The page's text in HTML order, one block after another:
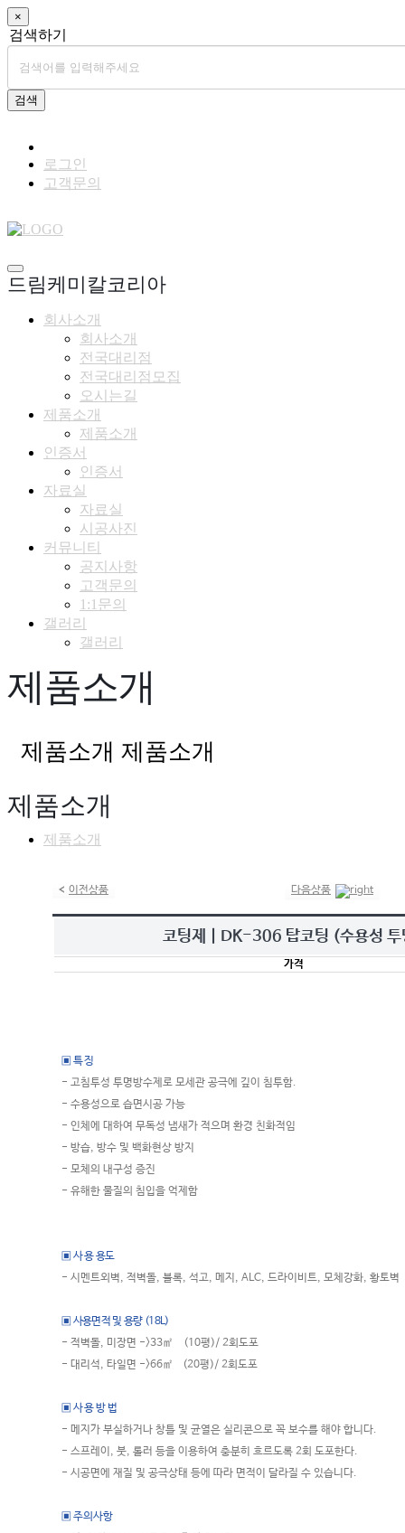
×
검색하기
검색
로그인
고객문의
드림케미칼코리아
회사소개
회사소개
전국대리점
전국대리점모집
오시는길
제품소개
제품소개
인증서
인증서
자료실
자료실
시공사진
커뮤니티
공지사항
고객문의
1:1문의
갤러리
갤러리
제품소개
제품소개 제품소개
제품소개
제품소개
이전상품 다음상품
코팅제 | DK-306 탑코팅 (수용성 투
가격
▣ 특 징
- 고침투성 투명방수제로 모세관 공극에 깊이 침투함.
- 수용성으로 습면시공 가능
- 인체에 대하여 무독성 냄새가 적으며 환경 친화적임
- 방습, 방수 및 백화현상 방지
- 모체의 내구성 증진
- 유해한 물질의 침입을 억제함
▣ 사 용 용도
- 시멘트외벽, 적벽돌, 블록, 석고, 메지, ALC, 드라이비트, 모체강화, 황토벽
▣ 사용면적 및 용량 (18L)
- 적벽돌, 미장면 ->33㎡ (10평)/ 2회도포
- 대리석, 타일면 ->66㎡ (20평)/ 2회도포
▣ 사 용 방 법
- 메지가 부실하거나 창틀 및 균열은 실리콘으로 꼭 보수를 해야 합니다.
- 스프레이, 붓, 롤러 등을 이용하여 충분히 흐르도록 2회 도포한다.
- 시공면에 재질 및 공극상태 등에 따라 면적이 달라질 수 있습니다.
▣ 주의사항